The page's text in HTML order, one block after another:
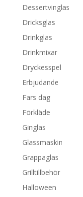
Dessertvinglas
Dricksglas
Drinkglas
Drinkmixar
Dryckesspel
Erbjudande
Fars dag
Förkläde
Ginglas
Glassmaskin
Grappaglas
Grilltillbehör
Halloween